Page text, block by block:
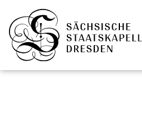
Skip to main content
Cookies management